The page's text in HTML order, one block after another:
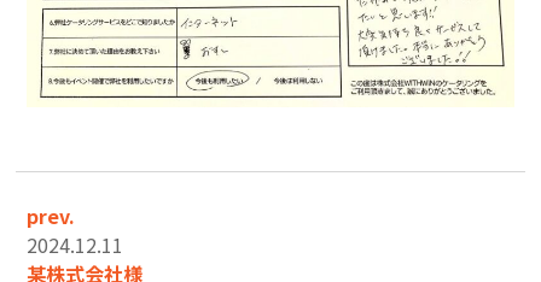
prev.
2024.12.11
某株式会社様